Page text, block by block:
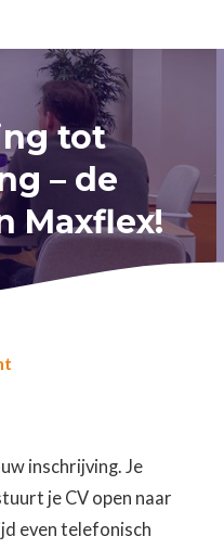
tot
– de
Maxflex!
inschrijving. Je
je CV open naar
even telefonisch